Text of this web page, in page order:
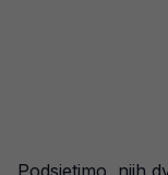
Podsjetimo, njih